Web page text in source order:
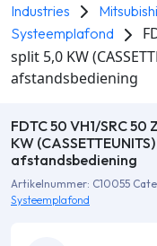
Industries
Systeemplafond
split 5,0 KW
afstandsbediening
FDTC 50 VH1/SRC 50
KW
afstandsbediening
Artikelnummer: C10055
Systeemplafond